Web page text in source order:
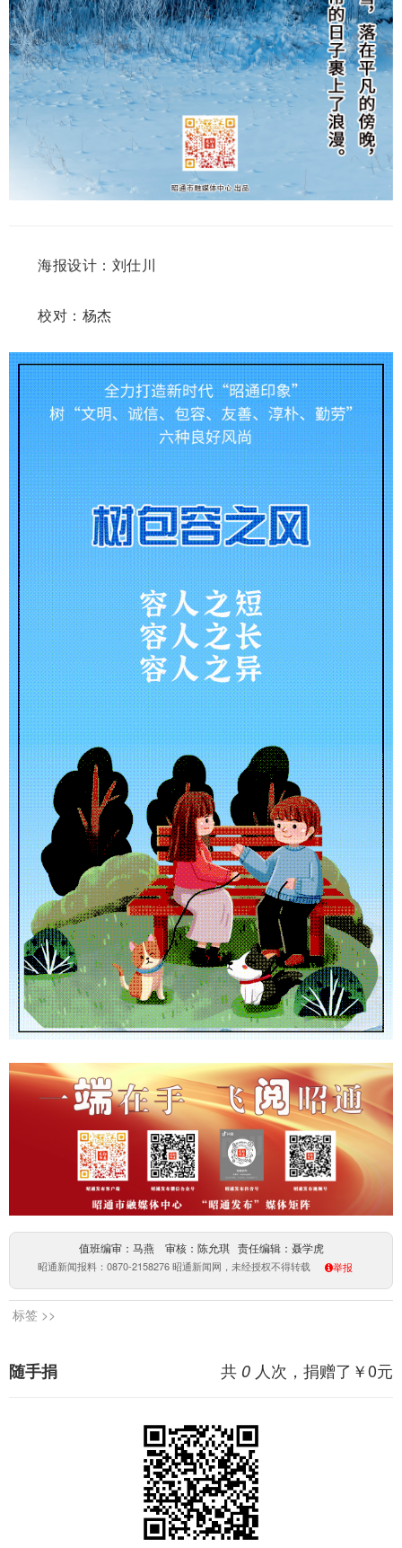
海报设计：刘仕川
校对：杨杰
值班编审：马燕 审核：陈允琪 责任编辑：聂学虎
昭通新闻报料：0870-2158276 昭通新闻网，未经授权不得转载 举报
标签 >>
共 0 人次，捐赠了￥0元
随手捐